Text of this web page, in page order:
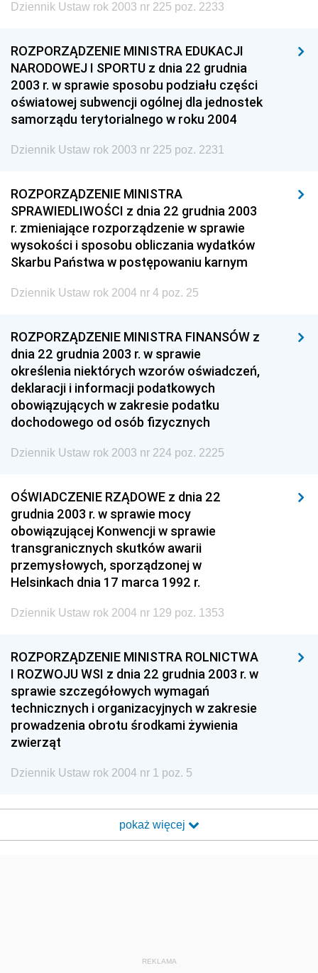
Dziennik Ustaw rok 2003 nr 225 poz. 2233
ROZPORZĄDZENIE MINISTRA EDUKACJI
NARODOWEJ I SPORTU z dnia 22 grudnia
2003 r. w sprawie sposobu podziału części
oświatowej subwencji ogólnej dla jednostek
samorządu terytorialnego w roku 2004
Dziennik Ustaw rok 2003 nr 225 poz. 2231
ROZPORZĄDZENIE MINISTRA
SPRAWIEDLIWOŚCI z dnia 22 grudnia 2003
r. zmieniające rozporządzenie w sprawie
wysokości i sposobu obliczania wydatków
Skarbu Państwa w postępowaniu karnym
Dziennik Ustaw rok 2004 nr 4 poz. 25
ROZPORZĄDZENIE MINISTRA FINANSÓW z
dnia 22 grudnia 2003 r. w sprawie
określenia niektórych wzorów oświadczeń,
deklaracji i informacji podatkowych
obowiązujących w zakresie podatku
dochodowego od osób fizycznych
Dziennik Ustaw rok 2003 nr 224 poz. 2225
OŚWIADCZENIE RZĄDOWE z dnia 22
grudnia 2003 r. w sprawie mocy
obowiązującej Konwencji w sprawie
transgranicznych skutków awarii
przemysłowych, sporządzonej w
Helsinkach dnia 17 marca 1992 r.
Dziennik Ustaw rok 2004 nr 129 poz. 1353
ROZPORZĄDZENIE MINISTRA ROLNICTWA
I ROZWOJU WSI z dnia 22 grudnia 2003 r. w
sprawie szczegółowych wymagań
technicznych i organizacyjnych w zakresie
prowadzenia obrotu środkami żywienia
zwierząt
Dziennik Ustaw rok 2004 nr 1 poz. 5
pokaż więcej
REKLAMA